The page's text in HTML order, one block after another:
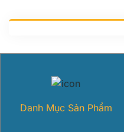
Danh Mục Sản Phẩm